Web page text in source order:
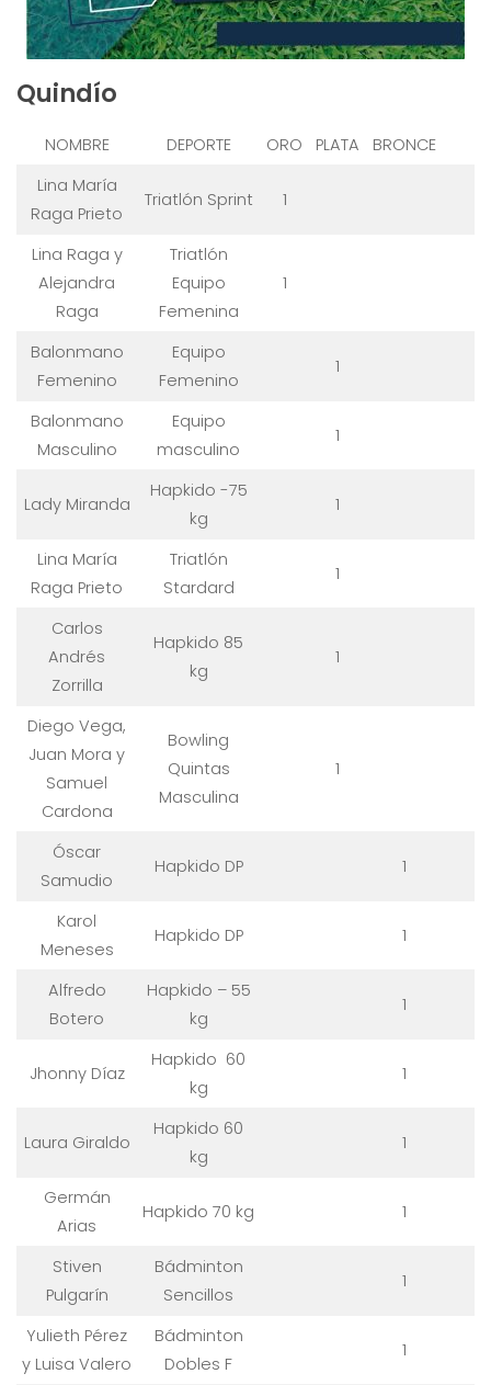
Quindío
NOMBRE DEPORTE ORO PLATA
BRONCE
Lina María
Raga Prieto
Triatlón Sprint 1
Lina Raga y
Alejandra
Raga
Triatlón
Equipo
Femenina
1
Balonmano
Femenino
Equipo
Femenino
1
Balonmano
Masculino
Equipo
masculino
1
Lady Miranda
Hapkido -75
kg
1
Lina María
Raga Prieto
Triatlón
Stardard
1
Carlos
Andrés
Zorrilla
Hapkido 85
kg
1
Diego Vega,
Juan Mora y
Samuel
Cardona
Bowling
Quintas
Masculina
1
Óscar
Samudio
Hapkido DP 1
Karol
Meneses
Hapkido DP 1
Alfredo
Botero
Hapkido – 55
kg
1
Jhonny Díaz
Hapkido 60
kg
1
Laura Giraldo
Hapkido 60
kg
1
Germán
Arias
Hapkido 70 kg 1
Stiven
Pulgarín
Bádminton
Sencillos
1
Yulieth Pérez
y Luisa Valero
Bádminton
Dobles F
1